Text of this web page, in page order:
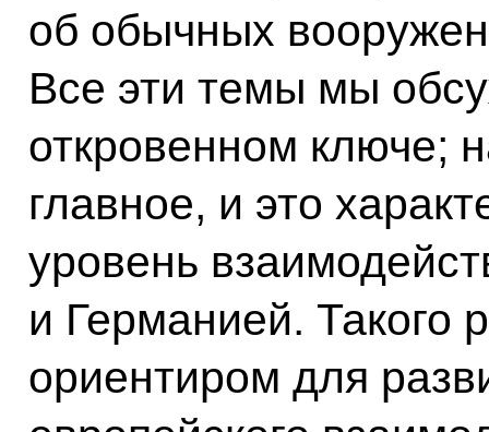
об обычных
Все эти темы мы
откровенном ключе;
главное, и это
уровень
и Германией. Такого
ориентиром для